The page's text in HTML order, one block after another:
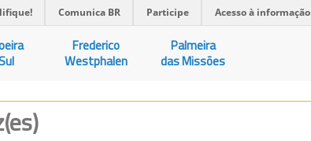
Comunica BR Participe Acesso à informação
Frederico
Westphalen
Palmeira
das Missões